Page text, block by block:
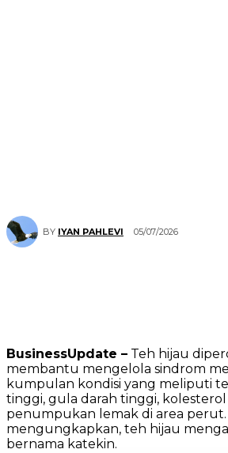
BY IYAN PAHLEVI 05/07/2026
BusinessUpdate – Teh hijau
membantu mengelola sindrom
kumpulan kondisi yang meliputi
tinggi, gula darah tinggi,
penumpukan lemak di area perut.
mengungkapkan, teh hijau
bernama katekin.